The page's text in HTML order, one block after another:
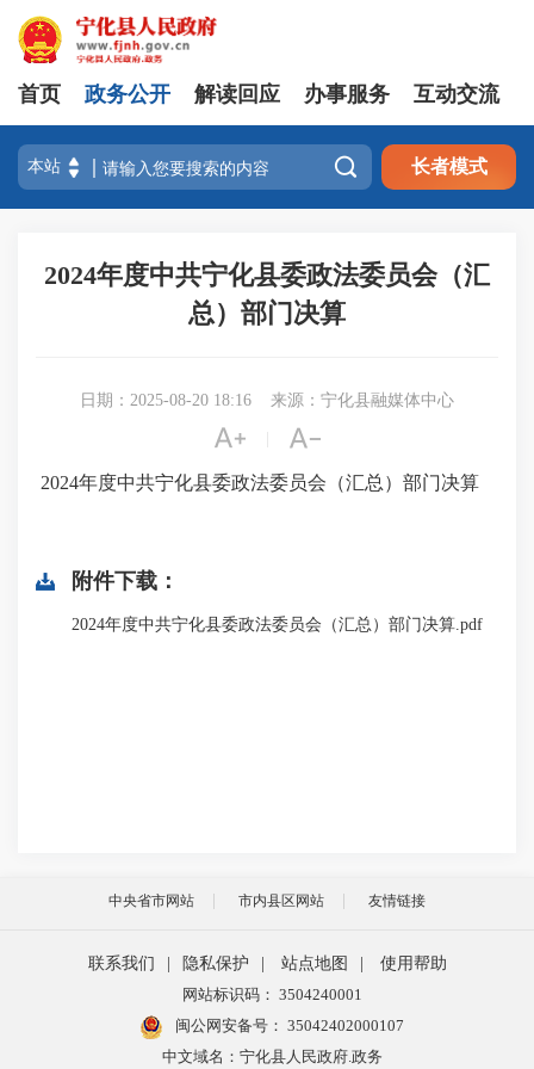
首页 政务公开 解读回应 办事服务 互动交流
 长者模式
2024年度中共宁化县委政法委员会（汇
总）部门决算
日期：2025-08-20 18:16 来源：宁化县融媒体中心
 
2024年度中共宁化县委政法委员会（汇总）部门决算
附件下载：
2024年度中共宁化县委政法委员会（汇总）部门决算.pdf
中央省市网站 市内县区网站 友情链接
联系我们 隐私保护 站点地图
使用帮助
网站标识码： 3504240001
闽公网安备号： 35042402000107
中文域名：宁化县人民政府.政务